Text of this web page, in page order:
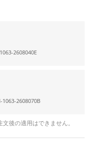
2608040E
1063-2608070B
後の適用はできません。